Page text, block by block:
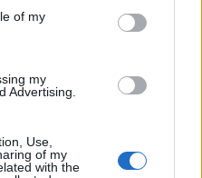
of my
my
Advertising.
Use,
of my
with the
Küldés